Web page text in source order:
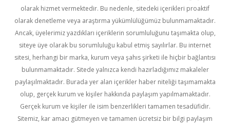
olarak hizmet vermektedir. Bu nedenle, sitedeki içerikleri proaktif
olarak denetleme veya araştırma yükümlülüğümüz bulunmamaktadır.
Ancak, üyelerimiz yazdıkları içeriklerin sorumluluğunu taşımakta olup,
siteye üye olarak bu sorumluluğu kabul etmiş sayılırlar. Bu internet
sitesi, herhangi bir marka, kurum veya şahıs şirketi ile hiçbir bağlantısı
bulunmamaktadır. Sitede yalnızca kendi hazırladığımız makaleler
paylaşılmaktadır. Burada yer alan içerikler haber niteliği taşımamakta
olup, gerçek kurum ve kişiler hakkında paylaşım yapılmamaktadır.
Gerçek kurum ve kişiler ile isim benzerlikleri tamamen tesadüfidir.
Sitemiz, kar amacı gütmeyen ve tamamen ücretsiz bir bilgi paylaşım